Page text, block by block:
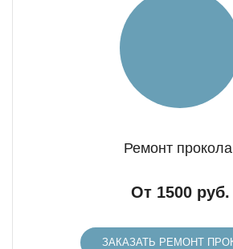
Ремонт прокола
От 1500 руб.
ЗАКАЗАТЬ РЕМОНТ